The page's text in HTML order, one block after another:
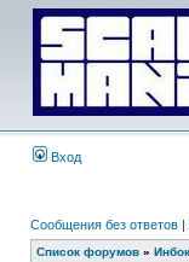
Вход
Сообщения без ответов |
Список форумов »